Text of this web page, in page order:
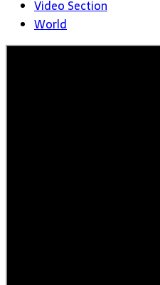
Video Section
World